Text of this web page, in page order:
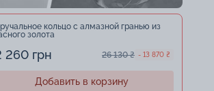
кольцо с алмазной гранью из
золота
260 грн 26 130 ₴ - 13 870 ₴
Добавить в корзину